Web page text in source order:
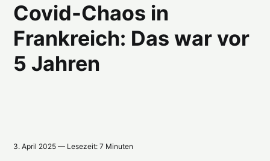
Covid-Chaos in
Frankreich: Das war vor
5 Jahren
3. April 2025 — Lesezeit: 7 Minuten